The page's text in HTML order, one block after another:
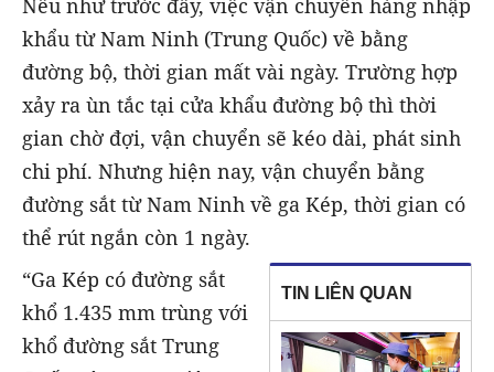
khẩu từ Nam Ninh (Trung Quốc) về bằng
đường bộ, thời gian mất vài ngày. Trường hợp
xảy ra ùn tắc tại cửa khẩu đường bộ thì thời
gian chờ đợi, vận chuyển sẽ kéo dài, phát sinh
chi phí. Nhưng hiện nay, vận chuyển bằng
đường sắt từ Nam Ninh về ga Kép, thời gian có
thể rút ngắn còn 1 ngày.
TIN LIÊN QUAN
“Ga Kép có đường sắt
khổ 1.435 mm trùng với
khổ đường sắt Trung